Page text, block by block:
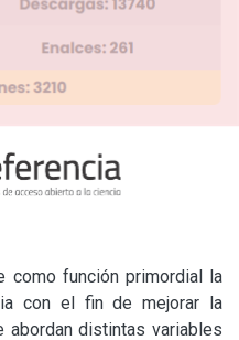
como función primordial la
con el fin de mejorar la
distintas variables